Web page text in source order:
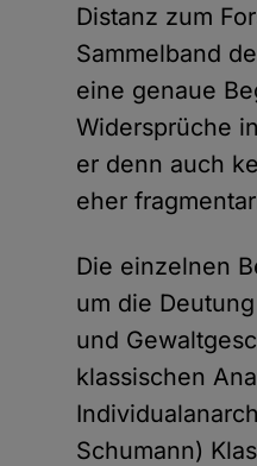
Distanz zum
Sammelband
eine genaue
Widersprüche
er denn auch
eher
Die einzelnen
um die
und
klassischen
Schumann)